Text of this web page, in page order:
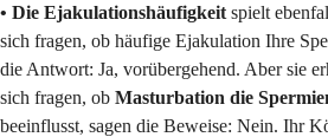
• Die Ejakulationshäufigkeit spielt
sich fragen, ob häufige Ejakulation Ihre
die Antwort: Ja, vorübergehend. Aber sie
sich fragen, ob Masturbation die
beeinflusst, sagen die Beweise: Nein. Ihr